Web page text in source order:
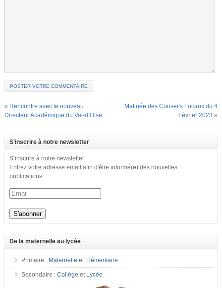
« Rencontre avec le nouveau
Directeur Académique du Val-d’Oise
Matinée des Conseils Locaux du 4
Février 2023 »
S’inscrire à notre newsletter
S’inscrire à notre newsletter
Entrez votre adresse email afin d'être informé(e) des nouvelles
publications.
De la maternelle au lycée
Primaire : Maternelle et Elémentaire
Secondaire : Collège et Lycée